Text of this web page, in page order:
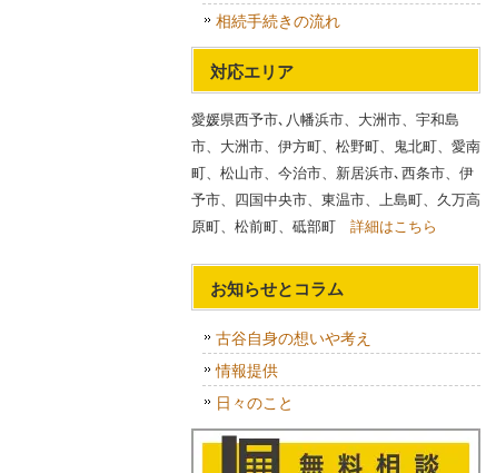
相続手続きの流れ
対応エリア
愛媛県西予市､八幡浜市、大洲市、宇和島
市、大洲市、伊方町、松野町、鬼北町、愛南
町、松山市、今治市、新居浜市､西条市、伊
予市、四国中央市、東温市、上島町、久万高
原町、松前町、砥部町 詳細はこちら
お知らせとコラム
古谷自身の想いや考え
情報提供
日々のこと